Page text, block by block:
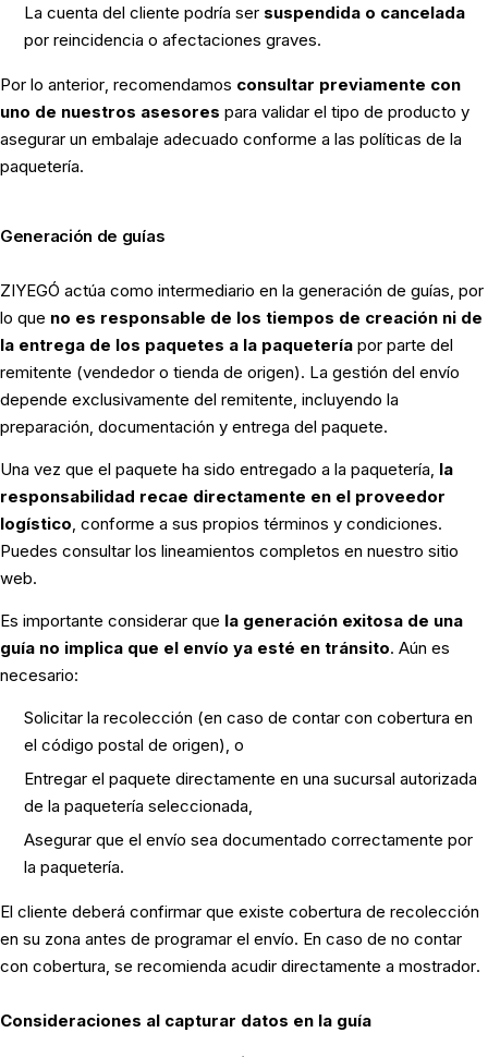
La cuenta del cliente podría ser suspendida o cancelada
por reincidencia o afectaciones graves.
Por lo anterior, recomendamos consultar previamente con
uno de nuestros asesores para validar el tipo de producto y
asegurar un embalaje adecuado conforme a las políticas de la
paquetería.
Generación de guías
ZIYEGÓ actúa como intermediario en la generación de guías, por
lo que no es responsable de los tiempos de creación ni de
la entrega de los paquetes a la paquetería por parte del
remitente (vendedor o tienda de origen). La gestión del envío
depende exclusivamente del remitente, incluyendo la
preparación, documentación y entrega del paquete.
Una vez que el paquete ha sido entregado a la paquetería, la
responsabilidad recae directamente en el proveedor
logístico, conforme a sus propios términos y condiciones.
Puedes consultar los lineamientos completos en nuestro sitio
web.
Es importante considerar que la generación exitosa de una
guía no implica que el envío ya esté en tránsito. Aún es
necesario:
Solicitar la recolección (en caso de contar con cobertura en
el código postal de origen), o
Entregar el paquete directamente en una sucursal autorizada
de la paquetería seleccionada,
Asegurar que el envío sea documentado correctamente por
la paquetería.
El cliente deberá confirmar que existe cobertura de recolección
en su zona antes de programar el envío. En caso de no contar
con cobertura, se recomienda acudir directamente a mostrador.
Consideraciones al capturar datos en la guía